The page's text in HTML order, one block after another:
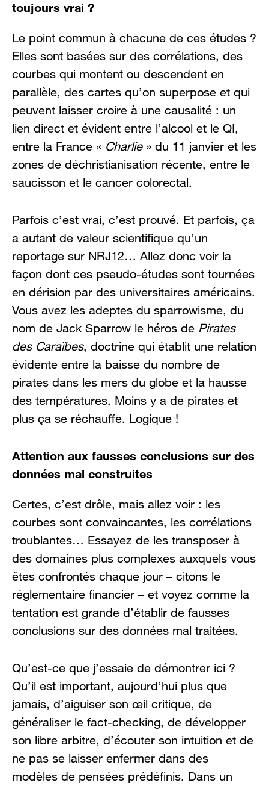
toujours vrai ?
Le point commun à chacune de ces études ?
Elles sont basées sur des corrélations, des
courbes qui montent ou descendent en
parallèle, des cartes qu’on superpose et qui
peuvent laisser croire à une causalité : un
lien direct et évident entre l’alcool et le QI,
entre la France « Charlie» du 11 janvier et les
zones de déchristianisation récente, entre le
saucisson et le cancer colorectal.
Parfois c’est vrai, c’est prouvé. Et parfois, ça
a autant de valeur scientifique qu’un
reportage sur NRJ12… Allez donc voir la
façon dont ces pseudo-études sont tournées
en dérision par des universitaires américains.
Vous avez les adeptes du sparrowisme, du
nom de Jack Sparrow le héros de Pirates
des Caraïbes, doctrine qui établit une relation
évidente entre la baisse du nombre de
pirates dans les mers du globe et la hausse
des températures. Moins y a de pirates et
plus ça se réchauffe. Logique !
Attention aux fausses conclusions sur des
données mal construites
Certes, c’est drôle, mais allez voir : les
courbes sont convaincantes, les corrélations
troublantes… Essayez de les transposer à
des domaines plus complexes auxquels vous
êtes confrontés chaque jour – citons le
réglementaire financier – et voyez comme la
tentation est grande d’établir de fausses
conclusions sur des données mal traitées.
Qu’est-ce que j’essaie de démontrer ici ?
Qu’il est important, aujourd’hui plus que
jamais, d’aiguiser son œil critique, de
généraliser le fact-checking, de développer
son libre arbitre, d’écouter son intuition et de
ne pas se laisser enfermer dans des
modèles de pensées prédéfinis. Dans un